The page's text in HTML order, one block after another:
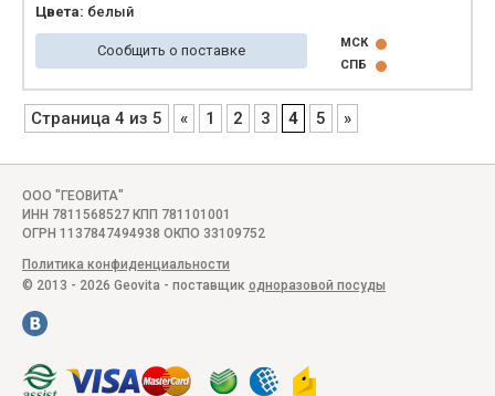
Цвета: белый
Сообщить о поставке
МСК
СПБ
Страница 4 из 5 « 1 2 3 4 5 »
ООО "ГЕОВИТА"
ИНН 7811568527 КПП 781101001
ОГРН 1137847494938 ОКПО 33109752
Политика конфиденциальности
© 2013 - 2026 Geovita - поставщик одноразовой посуды